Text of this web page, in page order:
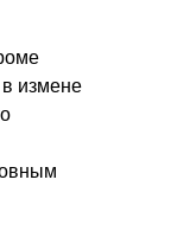
измене